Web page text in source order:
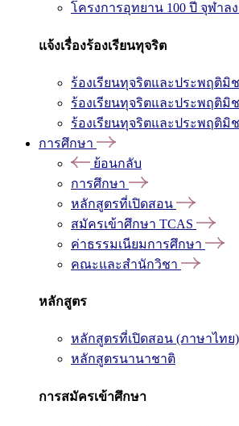
โครงการอุทยาน 100 ปี จุฬา
แจ้งเรื่องร้องเรียนทุจริต
ร้องเรียนทุจริตและประพฤติมิ
ร้องเรียนทุจริตและประพฤติมิ
ร้องเรียนทุจริตและประพฤติมิ
การศึกษา
ย้อนกลับ
การศึกษา
หลักสูตรที่เปิดสอน
สมัครเข้าศึกษา TCAS
ค่าธรรมเนียมการศึกษา
คณะและสำนักวิชา
หลักสูตร
หลักสูตรที่เปิดสอน (ภาษาไทย)
หลักสูตรนานาชาติ
การสมัครเข้าศึกษา